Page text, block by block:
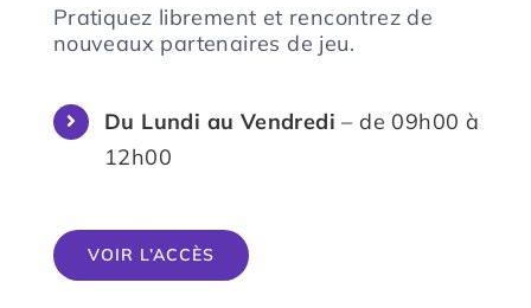
Pratiquez librement et rencontrez de
nouveaux partenaires de jeu.
Du Lundi au Vendredi – de 09h00 à
12h00
VOIR L’ACCÈS